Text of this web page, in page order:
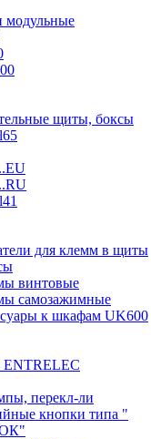
модульные
щиты, боксы
для клемм в щиты
винтовые
самозажимные
к шкафам UK600
перекл-ли
кнопки типа "